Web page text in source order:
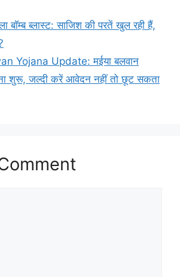
बॉम्ब ब्लास्ट: साजिश की परतें खुल रही हैं,
Yojana Update: मईया बलवान
शुरू, जल्दी करें आवेदन नहीं तो छूट सकता